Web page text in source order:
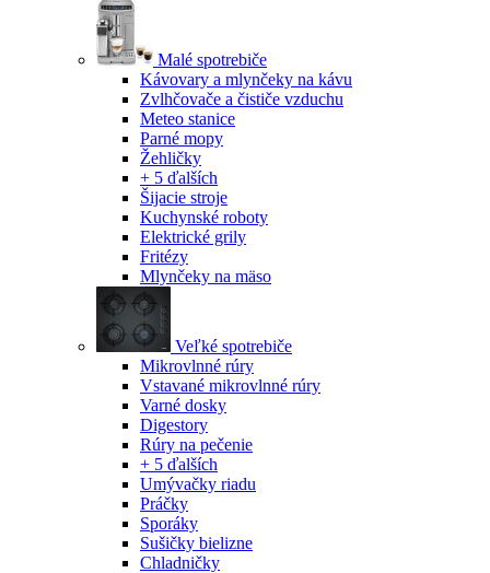
Malé spotrebiče
Kávovary a mlynčeky na kávu
Zvlhčovače a čističe vzduchu
Meteo stanice
Parné mopy
Žehličky
+ 5 ďalších
Šijacie stroje
Kuchynské roboty
Elektrické grily
Fritézy
Mlynčeky na mäso
Veľké spotrebiče
Mikrovlnné rúry
Vstavané mikrovlnné rúry
Varné dosky
Digestory
Rúry na pečenie
+ 5 ďalších
Umývačky riadu
Práčky
Sporáky
Sušičky bielizne
Chladničky